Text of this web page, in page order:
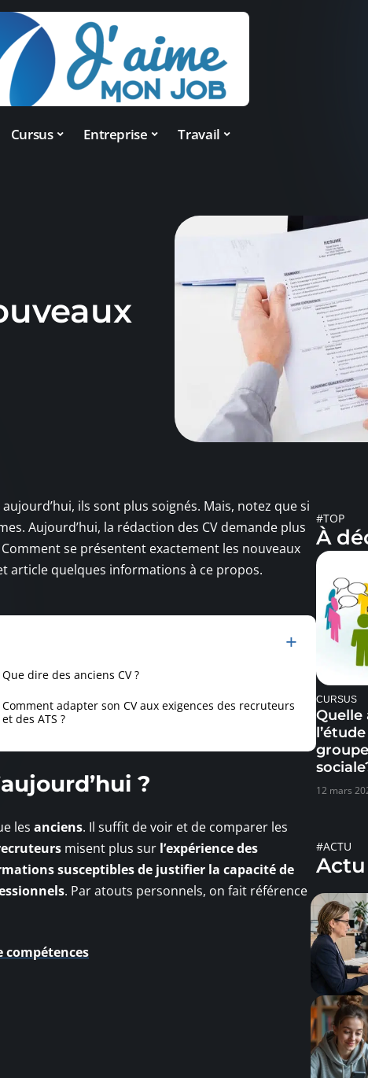
Cursus Entreprise Travail
ils sont plus soignés. Mais, notez que si
Aujourd’hui, la rédaction des CV demande plus
se présentent exactement les nouveaux
article quelques informations à ce propos.
Que dire des anciens CV ?
Comment adapter son CV aux exigences des recruteurs
et des ATS ?
?
les anciens. Il suffit de voir et de comparer les
misent plus sur l’expérience des
susceptibles de justifier la capacité de
. Par atouts personnels, on fait référence
compétences
#TOP
À
CURSUS
Quelle
12 mars
#ACTU